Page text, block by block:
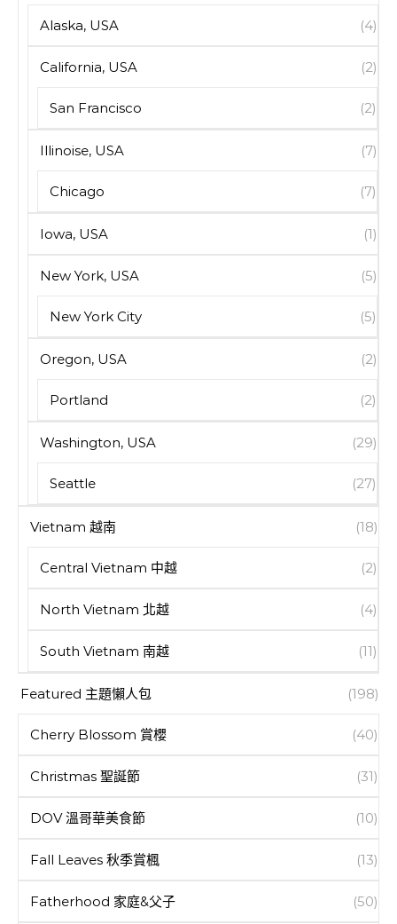
Alaska, USA (4)
California, USA (2)
San Francisco (2)
Illinoise, USA (7)
Chicago (7)
Iowa, USA (1)
New York, USA (5)
New York City (5)
Oregon, USA (2)
Portland (2)
Washington, USA (29)
Seattle (27)
Vietnam 越南 (18)
Central Vietnam 中越 (2)
North Vietnam 北越 (4)
South Vietnam 南越 (11)
Featured 主題懶人包 (198)
Cherry Blossom 賞櫻 (40)
Christmas 聖誕節 (31)
DOV 溫哥華美食節 (10)
Fall Leaves 秋季賞楓 (13)
Fatherhood 家庭&父子 (50)